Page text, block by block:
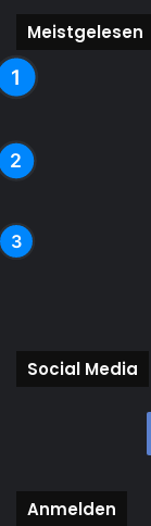
Meistgelesen
Social Media
Anmelden